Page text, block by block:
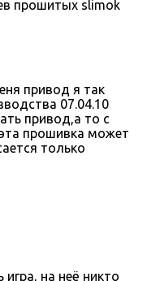
прошитых slimok
привод я так
07.04.10
привод,а то с
прошивка может
только
игра, на неё никто